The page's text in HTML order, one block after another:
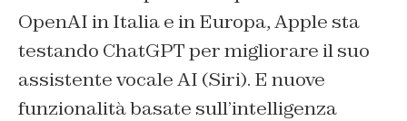
OpenAI in Italia e in Europa, Apple sta
testando ChatGPT per migliorare il suo
assistente vocale AI (Siri). E nuove
funzionalità basate sull’intelligenza